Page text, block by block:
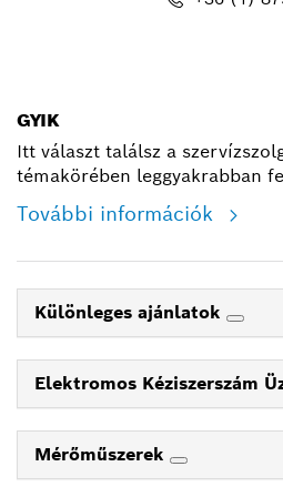
GYIK
Itt választ találsz a
témakörében leggyakrabban
További információk
Különleges ajánlatok
Elektromos Kéziszerszám
Mérőműszerek